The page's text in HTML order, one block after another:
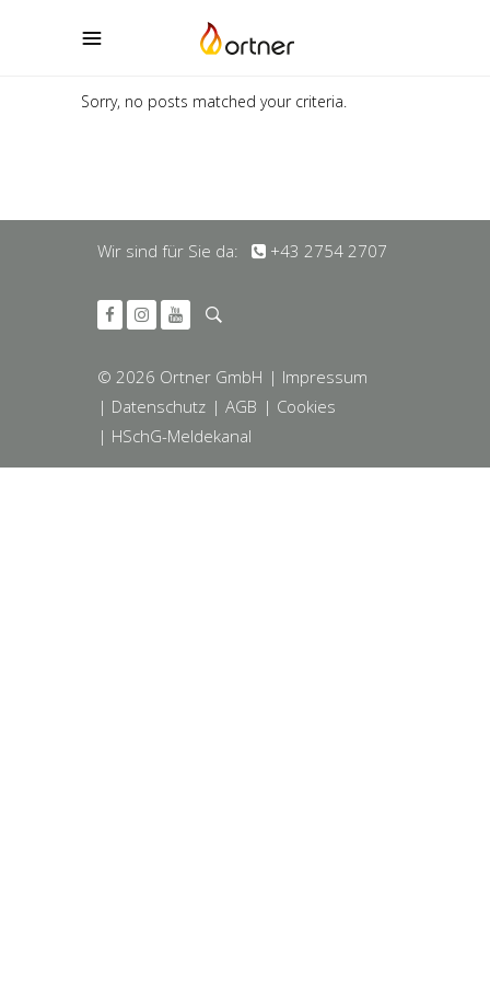
Sorry, no posts matched your criteria.
Wir sind für Sie da: +43 2754 2707
© 2026 Ortner GmbH | Impressum
| Datenschutz | AGB | Cookies
| HSchG-Meldekanal